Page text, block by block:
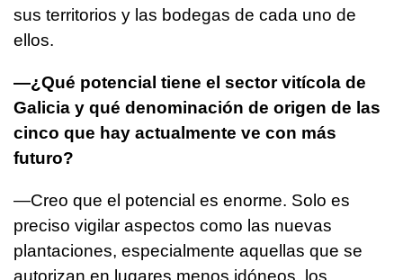
sus territorios y las bodegas de cada uno de
ellos.
—¿Qué potencial tiene el sector vitícola de
Galicia y qué denominación de origen de las
cinco que hay actualmente ve con más
futuro?
—Creo que el potencial es enorme. Solo es
preciso vigilar aspectos como las nuevas
plantaciones, especialmente aquellas que se
autorizan en lugares menos idóneos, los